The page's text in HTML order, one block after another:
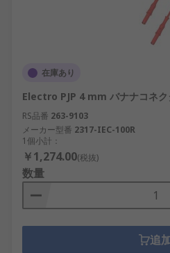
在庫あり
Electro PJP 4 mm バナナコネ
RS品番 263-9103
メーカー型番 2317-IEC-100R
1個小計：
￥1,274.00(税抜)
数量
追